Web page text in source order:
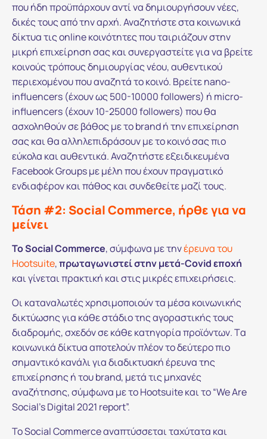
που ήδη προϋπάρχουν αντί να δημιουργήσουν νέες,
δικές τους από την αρχή. Αναζητήστε στα κοινωνικά
δίκτυα τις online κοινότητες που ταιριάζουν στην
μικρή επιχείρηση σας και συνεργαστείτε για να βρείτε
κοινούς τρόπους δημιουργίας νέου, αυθεντικού
περιεχομένου που αναζητά το κοινό. Βρείτε nano-
influencers (έχουν ως 500-10000 followers) ή micro-
influencers (έχουν 10-25000 followers) που θα
ασχοληθούν σε βάθος με το brand ή την επιχείρηση
σας και θα αλληλεπιδράσουν με το κοινό σας πιο
εύκολα και αυθεντικά. Αναζητήστε εξειδικευμένα
Facebook Groups με μέλη που έχουν πραγματικό
ενδιαφέρον και πάθος και συνδεθείτε μαζί τους.
Τάση #2: Social Commerce, ήρθε για να
μείνει
Το Social Commerce, σύμφωνα με τηνέρευνα του
Hootsuite,πρωταγωνιστεί στην μετά-Covid εποχή
και γίνεται πρακτική και στις μικρές επιχειρήσεις.
Οι καταναλωτές χρησιμοποιούν τα μέσα κοινωνικής
δικτύωσης για κάθε στάδιο της αγοραστικής τους
διαδρομής, σχεδόν σε κάθε κατηγορία προϊόντων. Tα
κοινωνικά δίκτυα αποτελούν πλέον το δεύτερο πιο
σημαντικό κανάλι για διαδικτυακή έρευνα της
επιχείρησης ή του brand, μετά τις μηχανές
αναζήτησης, σύμφωνα με το Hootsuite και το “We Are
Social’s Digital 2021 report”.
Το Social Commerce αναπτύσσεται ταχύτατα και